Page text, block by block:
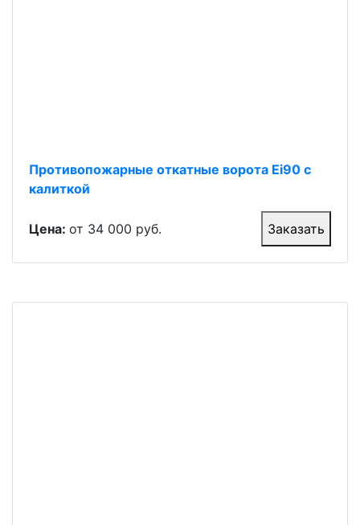
Противопожарные откатные ворота Ei90 с
калиткой
Цена: от 34 000 руб. Заказать